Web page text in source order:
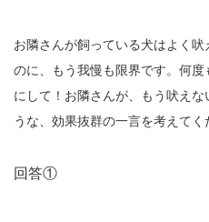
お隣さんが飼っている犬はよく
のに、もう我慢も限界です。何
にして！お隣さんが、もう吠え
うな、効果抜群の一言を考えてく
回答①